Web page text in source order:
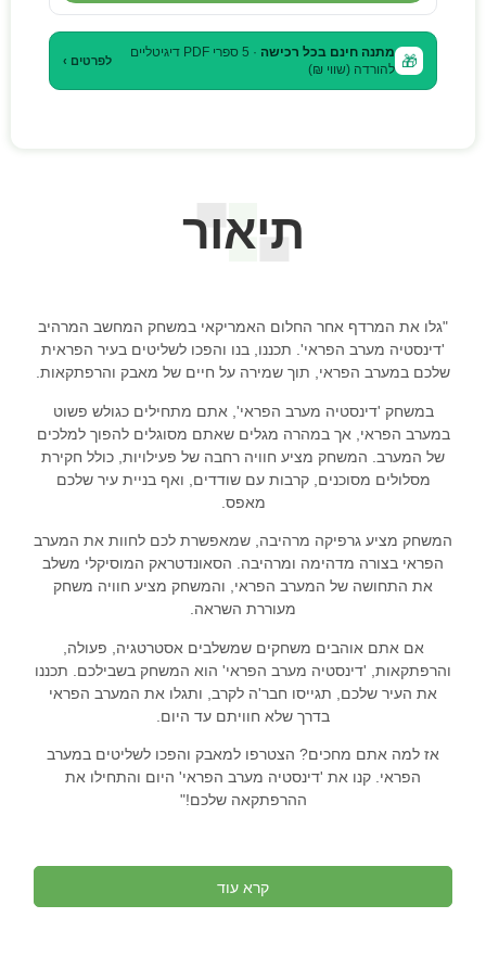
🎁 מתנה חינם בכל רכישה
· 5 ספרי PDF דיגיטליים
להורדה (שווי ₪)
לפרטים ›
תיאור
"גלו את המרדף אחר החלום האמריקאי במשחק המחשב המרהיב
'דינסטיה מערב הפראי'. תכננו, בנו והפכו לשליטים בעיר הפראית
שלכם במערב הפראי, תוך שמירה על חיים של מאבק והרפתקאות.
במשחק 'דינסטיה מערב הפראי', אתם מתחילים כגולש פשוט
במערב הפראי, אך במהרה מגלים שאתם מסוגלים להפוך למלכים
של המערב. המשחק מציע חוויה רחבה של פעילויות, כולל חקירת
מסלולים מסוכנים, קרבות עם שודדים, ואף בניית עיר שלכם
מאפס.
המשחק מציע גרפיקה מרהיבה, שמאפשרת לכם לחוות את המערב
הפראי בצורה מדהימה ומרהיבה. הסאונדטראק המוסיקלי משלב
את התחושה של המערב הפראי, והמשחק מציע חוויה משחק
מעוררת השראה.
אם אתם אוהבים משחקים שמשלבים אסטרטגיה, פעולה,
והרפתקאות, 'דינסטיה מערב הפראי' הוא המשחק בשבילכם. תכננו
את העיר שלכם, תגייסו חבר'ה לקרב, ותגלו את המערב הפראי
בדרך שלא חוויתם עד היום.
אז למה אתם מחכים? הצטרפו למאבק והפכו לשליטים במערב
הפראי. קנו את 'דינסטיה מערב הפראי' היום והתחילו את
ההרפתקאה שלכם!"
קרא עוד